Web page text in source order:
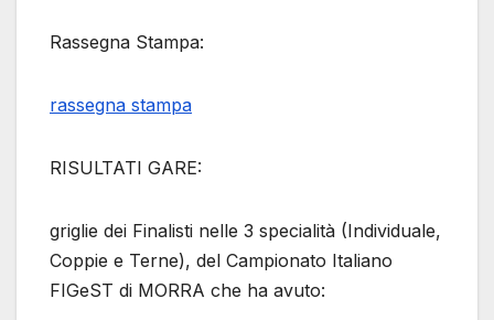
Rassegna Stampa:
rassegna stampa
RISULTATI GARE:
griglie dei Finalisti nelle 3 specialità (Individuale,
Coppie e Terne), del Campionato Italiano
FIGeST di MORRA che ha avuto: